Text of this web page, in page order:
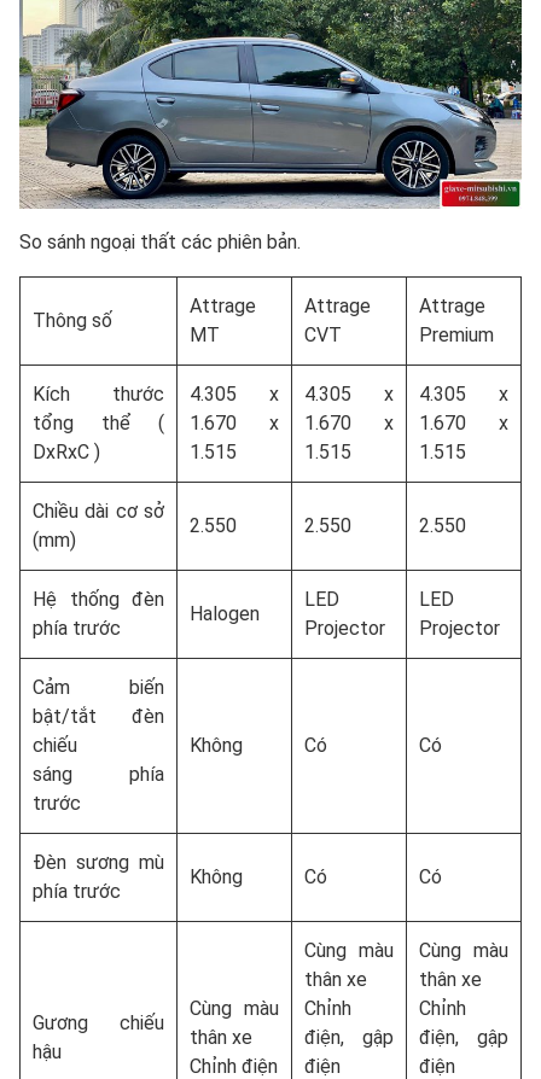
So sánh ngoại thất các phiên bản.
Thông số
Attrage
MT
Attrage
CVT
Attrage
Premium
Kích thước
tổng thể (
DxRxC )
4.305 x
1.670 x
1.515
4.305 x
1.670 x
1.515
4.305 x
1.670 x
1.515
Chiều dài cơ sở
(mm)
2.550 2.550 2.550
Hệ thống đèn
phía trước
Halogen
LED
Projector
LED
Projector
Cảm biến
bật/tắt đèn
chiếu
sáng phía
trước
Không Có Có
Đèn sương mù
phía trước
Không Có Có
Gương chiếu
hậu
Cùng màu
thân xe
Chỉnh điện
Cùng màu
thân xe
Chỉnh
điện, gập
điện
Cùng màu
thân xe
Chỉnh
điện, gập
điện